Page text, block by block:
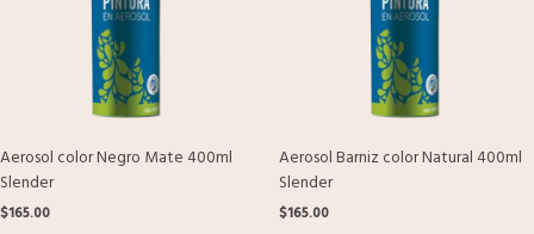
Aerosol color Negro Mate 400ml
Slender
$165.00
Aerosol Barniz color Natural 400ml
Slender
$165.00